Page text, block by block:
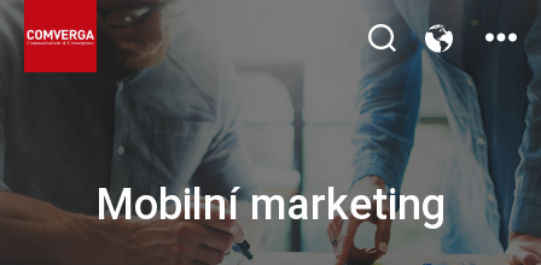
Mobilní marketing